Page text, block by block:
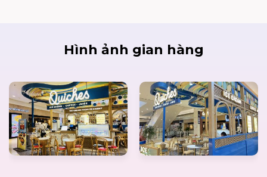
Hình ảnh gian hàng